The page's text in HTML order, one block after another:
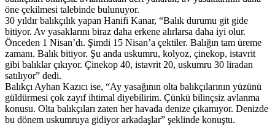
öne çekilmesi talebinde bulunuyor.
30 yıldır balıkçılık yapan Hanifi Kanar, “Balık durumu git gide
bitiyor. Av yasaklarını biraz daha erkene alırlarsa daha iyi olur.
Önceden 1 Nisan’dı. Şimdi 15 Nisan’a çektiler. Balığın tam üreme
zamanı. Balık bitiyor. Şu anda uskumru, kolyoz, çinekop, istavrit
gibi balıklar çıkıyor. Çinekop 40, istavrit 20, uskumru 30 liradan
satılıyor” dedi.
Balıkçı Ayhan Kazıcı ise, “Ay yasağının olta balıkçılarının yüzünü
güldürmesi çok zayıf ihtimal diyebilirim. Çünkü bilinçsiz avlanma
konusu. Olta balıkçıları zaten her havada denize çıkamıyor. Denizde
bu dönem uskumruya gidiyor arkadaşlar” şeklinde konuştu.